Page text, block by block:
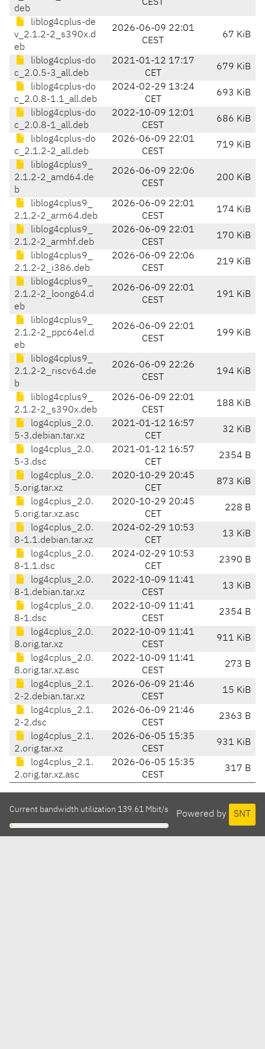
deb
CEST
liblog4cplus-de
v_2.1.2-2_s390x.d
eb
2026-06-09 22:01
CEST
67 KiB
liblog4cplus-do
c_2.0.5-3_all.deb
2021-01-12 17:17
CET
679 KiB
liblog4cplus-do
c_2.0.8-1.1_all.deb
2024-02-29 13:24
CET
693 KiB
liblog4cplus-do
c_2.0.8-1_all.deb
2022-10-09 12:01
CEST
686 KiB
liblog4cplus-do
c_2.1.2-2_all.deb
2026-06-09 22:01
CEST
719 KiB
liblog4cplus9_
2.1.2-2_amd64.de
b
2026-06-09 22:06
CEST
200 KiB
liblog4cplus9_
2.1.2-2_arm64.deb
2026-06-09 22:01
CEST
174 KiB
liblog4cplus9_
2.1.2-2_armhf.deb
2026-06-09 22:01
CEST
170 KiB
liblog4cplus9_
2.1.2-2_i386.deb
2026-06-09 22:06
CEST
219 KiB
liblog4cplus9_
2.1.2-2_loong64.d
eb
2026-06-09 22:01
CEST
191 KiB
liblog4cplus9_
2.1.2-2_ppc64el.d
eb
2026-06-09 22:01
CEST
199 KiB
liblog4cplus9_
2.1.2-2_riscv64.de
b
2026-06-09 22:26
CEST
194 KiB
liblog4cplus9_
2.1.2-2_s390x.deb
2026-06-09 22:01
CEST
188 KiB
log4cplus_2.0.
5-3.debian.tar.xz
2021-01-12 16:57
CET
32 KiB
log4cplus_2.0.
5-3.dsc
2021-01-12 16:57
CET
2354 B
log4cplus_2.0.
5.orig.tar.xz
2020-10-29 20:45
CET
873 KiB
log4cplus_2.0.
5.orig.tar.xz.asc
2020-10-29 20:45
CET
228 B
log4cplus_2.0.
8-1.1.debian.tar.xz
2024-02-29 10:53
CET
13 KiB
log4cplus_2.0.
8-1.1.dsc
2024-02-29 10:53
CET
2390 B
log4cplus_2.0.
8-1.debian.tar.xz
2022-10-09 11:41
CEST
13 KiB
log4cplus_2.0.
8-1.dsc
2022-10-09 11:41
CEST
2354 B
log4cplus_2.0.
8.orig.tar.xz
2022-10-09 11:41
CEST
911 KiB
log4cplus_2.0.
8.orig.tar.xz.asc
2022-10-09 11:41
CEST
273 B
log4cplus_2.1.
2-2.debian.tar.xz
2026-06-09 21:46
CEST
15 KiB
log4cplus_2.1.
2-2.dsc
2026-06-09 21:46
CEST
2363 B
log4cplus_2.1.
2.orig.tar.xz
2026-06-05 15:35
CEST
931 KiB
log4cplus_2.1.
2.orig.tar.xz.asc
2026-06-05 15:35
CEST
317 B
Powered by SNT
Current bandwidth utilization 139.61 Mbit/s